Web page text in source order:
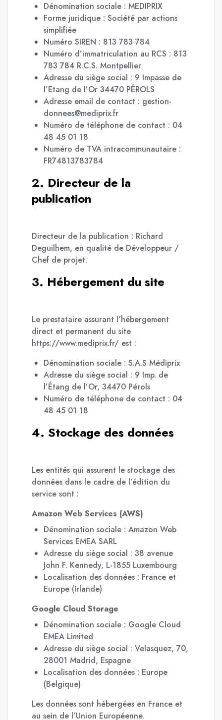
Dénomination sociale : MEDIPRIX
Forme juridique : Société par actions
simplifiée
Numéro SIREN : 813 783 784
Numéro d’immatriculation au RCS : 813
783 784 R.C.S. Montpellier
Adresse du siège social : 9 Impasse de
l’Etang de l’Or 34470 PÉROLS
Adresse email de contact : gestion-
donnees@mediprix.fr
Numéro de téléphone de contact : 04
48 45 01 18
Numéro de TVA intracommunautaire :
FR74813783784
2. Directeur de la
publication
Directeur de la publication : Richard
Deguilhem, en qualité de Développeur /
Chef de projet.
3. Hébergement du site
Le prestataire assurant l’hébergement
direct et permanent du site
https://www.mediprix.fr/ est :
Dénomination sociale : S.A.S Médiprix
Adresse du siège social : 9 Imp. de
l’Étang de l’Or, 34470 Pérols
Numéro de téléphone de contact : 04
48 45 01 18
4. Stockage des données
Les entités qui assurent le stockage des
données dans le cadre de l’édition du
service sont :
Amazon Web Services (AWS)
Dénomination sociale : Amazon Web
Services EMEA SARL
Adresse du siège social : 38 avenue
John F. Kennedy, L-1855 Luxembourg
Localisation des données : France et
Europe (Irlande)
Google Cloud Storage
Dénomination sociale : Google Cloud
EMEA Limited
Adresse du siège social : Velasquez, 70,
28001 Madrid, Espagne
Localisation des données : Europe
(Belgique)
Les données sont hébergées en France et
au sein de l’Union Européenne.